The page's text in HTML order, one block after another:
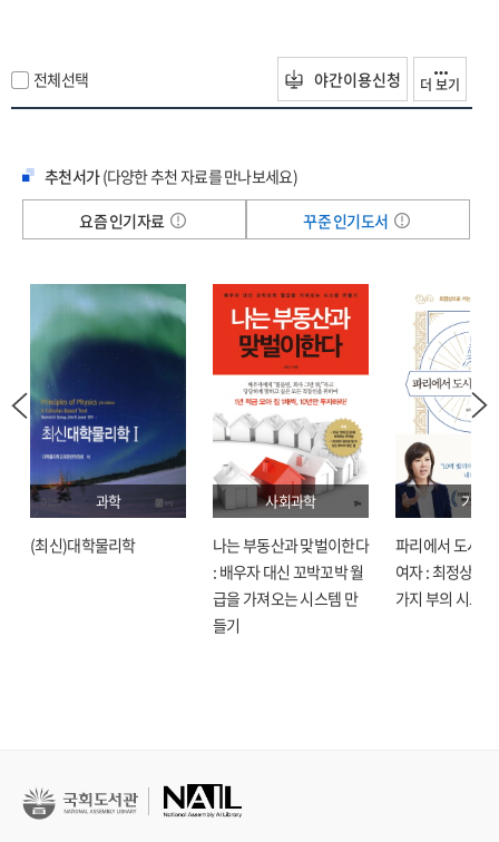
전체선택 야간이용신청 더 보기
추천서가(다양한 추천 자료를 만나보세요)
요즘 인기자료
꾸준 인기도서
과학
(최신)대학물리학
사회과학
나는 부동산과 맞벌이한다
: 배우자 대신 꼬박꼬박 월
급을 가져오는 시스템 만
들기
기술
파리에서 도시락
여자 : 최정상으
가지 부의 시크릿